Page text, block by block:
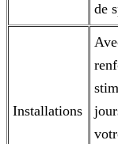
de
Installations